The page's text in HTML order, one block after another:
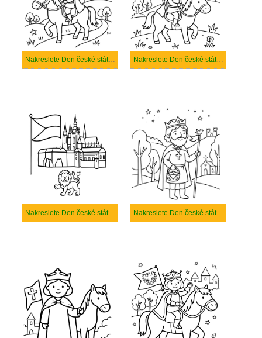
Nakreslete Den české státnosti základní tisknutelné Nakreslete Den české státnosti základní
Nakreslete Den české státnosti zdarma pro děti Nakreslete Den české státnosti zdarma prostý tisknutelné